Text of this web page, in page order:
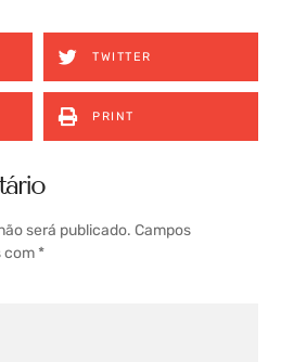
TWITTER
PRINT
será publicado. Campos
com *